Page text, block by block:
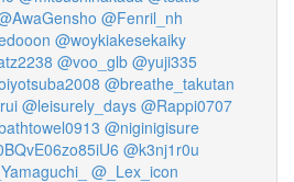
@Fenril_nh
@woykiakesekaiky
@voo_glb @yuji335
@breathe_takutan
@leisurely_days @Rappi0707
@niginigisure
@k3nj1r0u
@_Lex_icon